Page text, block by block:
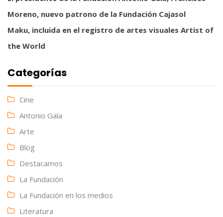
Moreno, nuevo patrono de la Fundación Cajasol
Maku, incluida en el registro de artes visuales Artist of
the World
Categorías
Cine
Antonio Gala
Arte
Blog
Destacamos
La Fundación
La Fundación en los medios
Literatura